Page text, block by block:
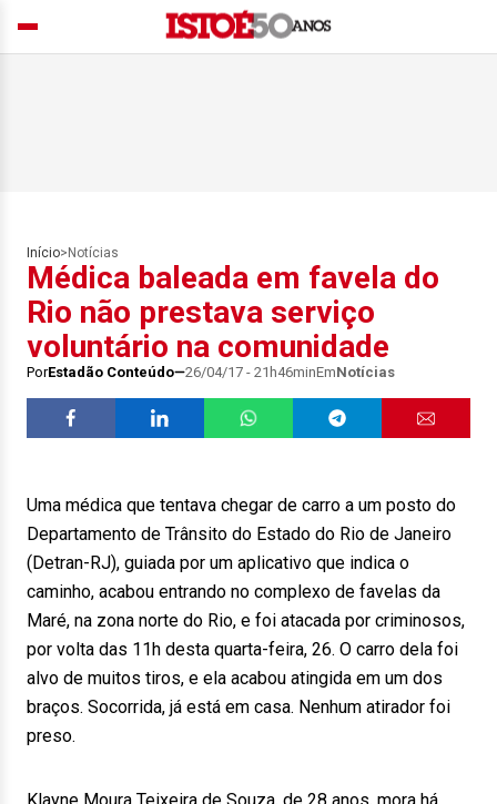
Início> Notícias
Médica baleada em favela do
Rio não prestava serviço
voluntário na comunidade
PorEstadão Conteúdo 26/04/17 - 21h46minEmNotícias
Uma médica que tentava chegar de carro a um posto do
Departamento de Trânsito do Estado do Rio de Janeiro
(Detran-RJ), guiada por um aplicativo que indica o
caminho, acabou entrando no complexo de favelas da
Maré, na zona norte do Rio, e foi atacada por criminosos,
por volta das 11h desta quarta-feira, 26. O carro dela foi
alvo de muitos tiros, e ela acabou atingida em um dos
braços. Socorrida, já está em casa. Nenhum atirador foi
preso.